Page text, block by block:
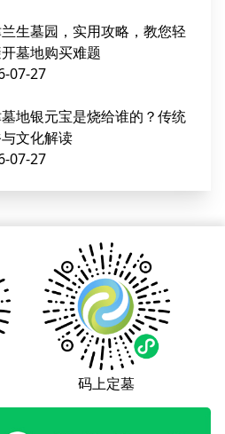
生墓园，实用攻略，教您轻
墓地购买难题
07-27
地银元宝是烧给谁的？传统
文化解读
07-27
码上定墓